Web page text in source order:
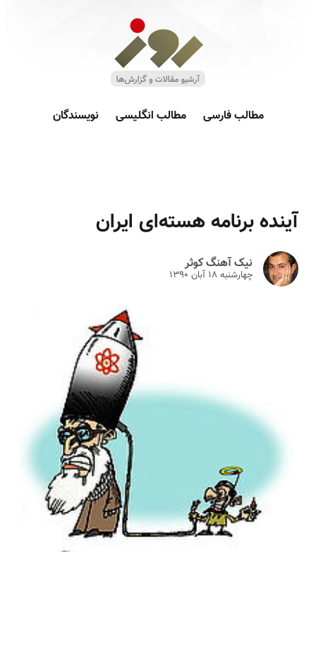
مطالب فارسی مطالب انگلیسی نویسندگان
آینده برنامه هسته‌ای ایران
نیک آهنگ کوثر
چهارشنبه ۱۸ آبان ۱۳۹۰